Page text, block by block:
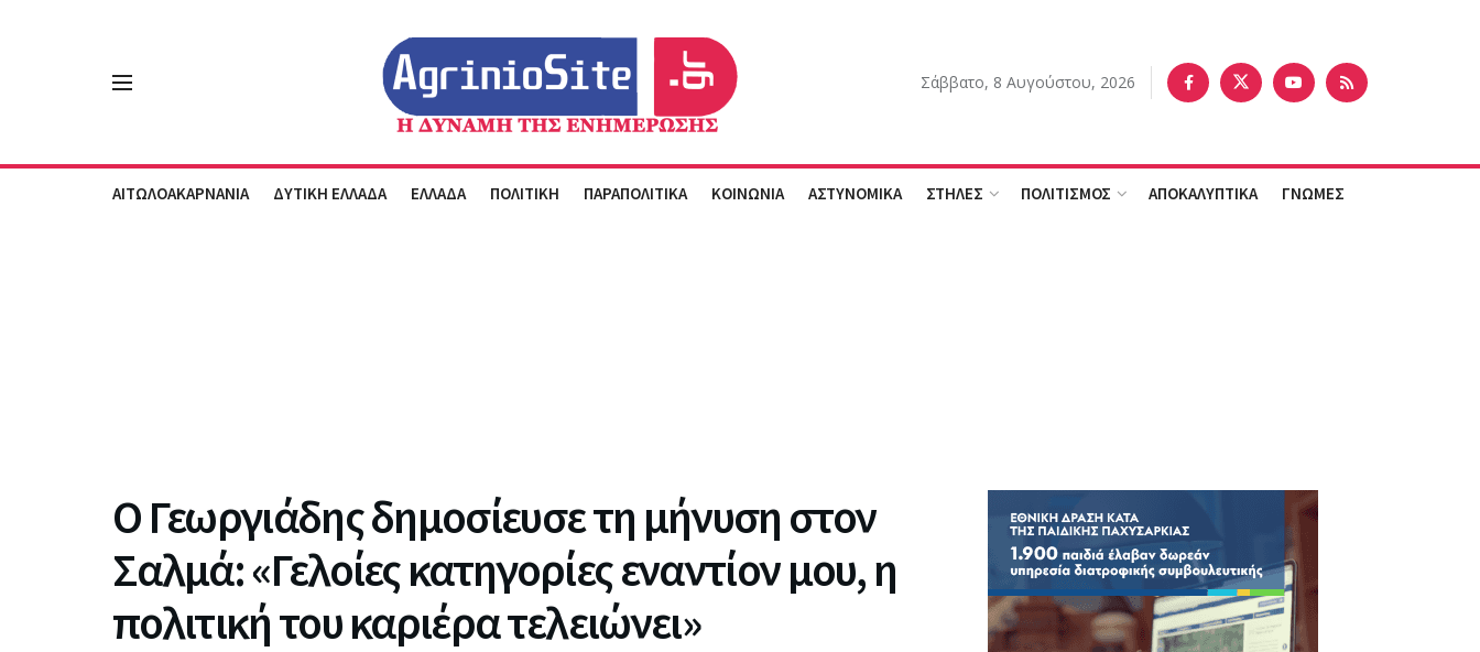
Σάββατο, 8 Αυγούστου, 2026
ΑΙΤΩΛΟΑΚΑΡΝΑΝΙΑ ΔΥΤΙΚΗ ΕΛΛΑΔΑ ΕΛΛΑΔΑ ΠΟΛΙΤΙΚΗ ΠΑΡΑΠΟΛΙΤΙΚΑ ΚΟΙΝΩΝΙΑ ΑΣΤΥΝΟΜΙΚΑ ΣΤΗΛΕΣ ΠΟΛΙΤΙΣΜΟΣ ΑΠΟΚΑΛΥΠΤΙΚΑ ΓΝΩΜΕΣ
Ο Γεωργιάδης δημοσίευσε τη μήνυση στον
Σαλμά: «Γελοίες κατηγορίες εναντίον μου, η
πολιτική του καριέρα τελειώνει»